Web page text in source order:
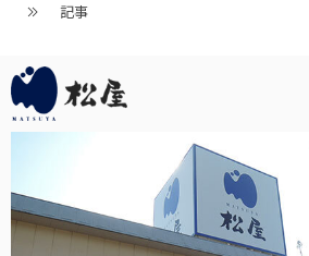
記事
たところ、子供たちが興味を持って触
ます。素敵なお節句をお迎え
気付きの点がござましたら、
けください。どうぞ宜しくお
す。